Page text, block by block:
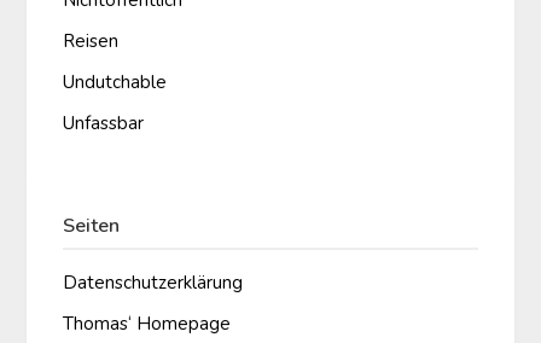
Reisen
Undutchable
Unfassbar
Seiten
Datenschutzerklärung
Thomas‘ Homepage